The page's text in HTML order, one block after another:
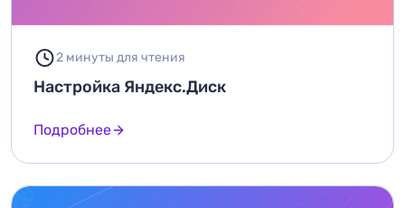
2 минуты для чтения
Настройка Яндекс.Диск
Подробнее